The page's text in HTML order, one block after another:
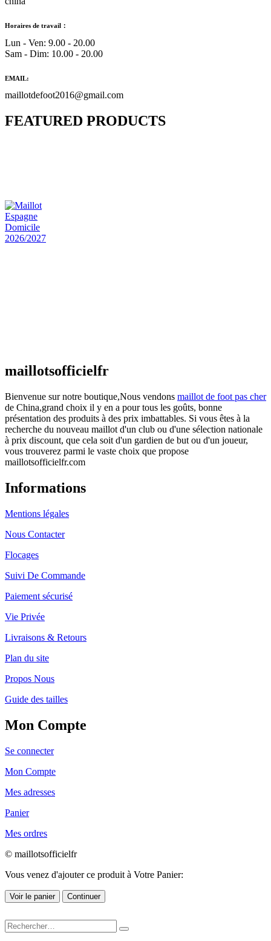
Horaires de travail：
Lun - Ven: 9.00 - 20.00
Sam - Dim: 10.00 - 20.00
EMAIL:
maillotdefoot2016@gmail.com
FEATURED PRODUCTS
maillotsofficielfr
Bienvenue sur notre boutique,Nous vendons maillot de foot pas cher
de China,grand choix il y en a pour tous les goûts, bonne
présentation des produits à des prix imbattables. Si vous êtes à la
recherche du nouveau maillot d'un club ou d'une sélection nationale
à prix discount, que cela soit d'un gardien de but ou d'un joueur,
vous trouverez parmi le vaste choix que propose
maillotsofficielfr.com
Informations
Mentions légales
Nous Contacter
Flocages
Suivi De Commande
Paiement sécurisé
Vie Privée
Livraisons & Retours
Plan du site
Propos Nous
Guide des tailles
Mon Compte
Se connecter
Mon Compte
Mes adresses
Panier
Mes ordres
© maillotsofficielfr
Vous venez d'ajouter ce produit à Votre Panier:
Voir le panier Continuer